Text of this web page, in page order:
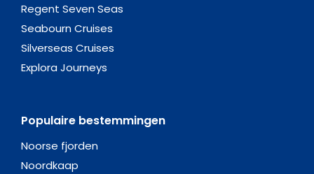
Regent Seven Seas
Seabourn Cruises
Silverseas Cruises
Explora Journeys
Populaire bestemmingen
Noorse fjorden
Noordkaap